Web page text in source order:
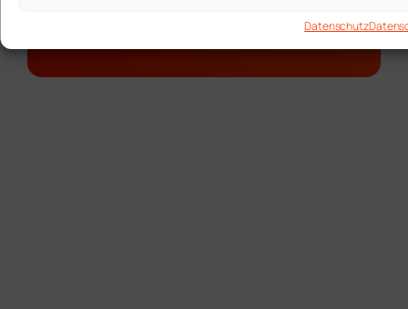
Datenschutz
Impredia Design